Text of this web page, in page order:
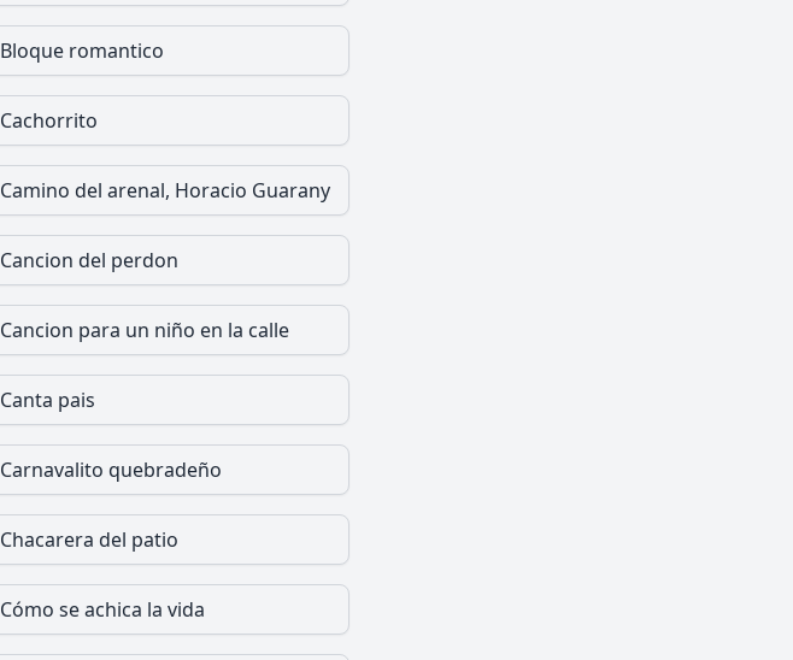
Bloque romantico
Cachorrito
Camino del arenal, Horacio Guarany
Cancion del perdon
Cancion para un niño en la calle
Canta pais
Carnavalito quebradeño
Chacarera del patio
Cómo se achica la vida